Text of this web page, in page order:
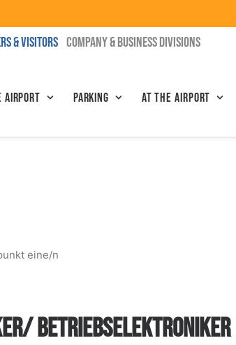
& VISITORS COMPANY & BUSINESS DIVISIONS
airport Parking At the airport
eine/n